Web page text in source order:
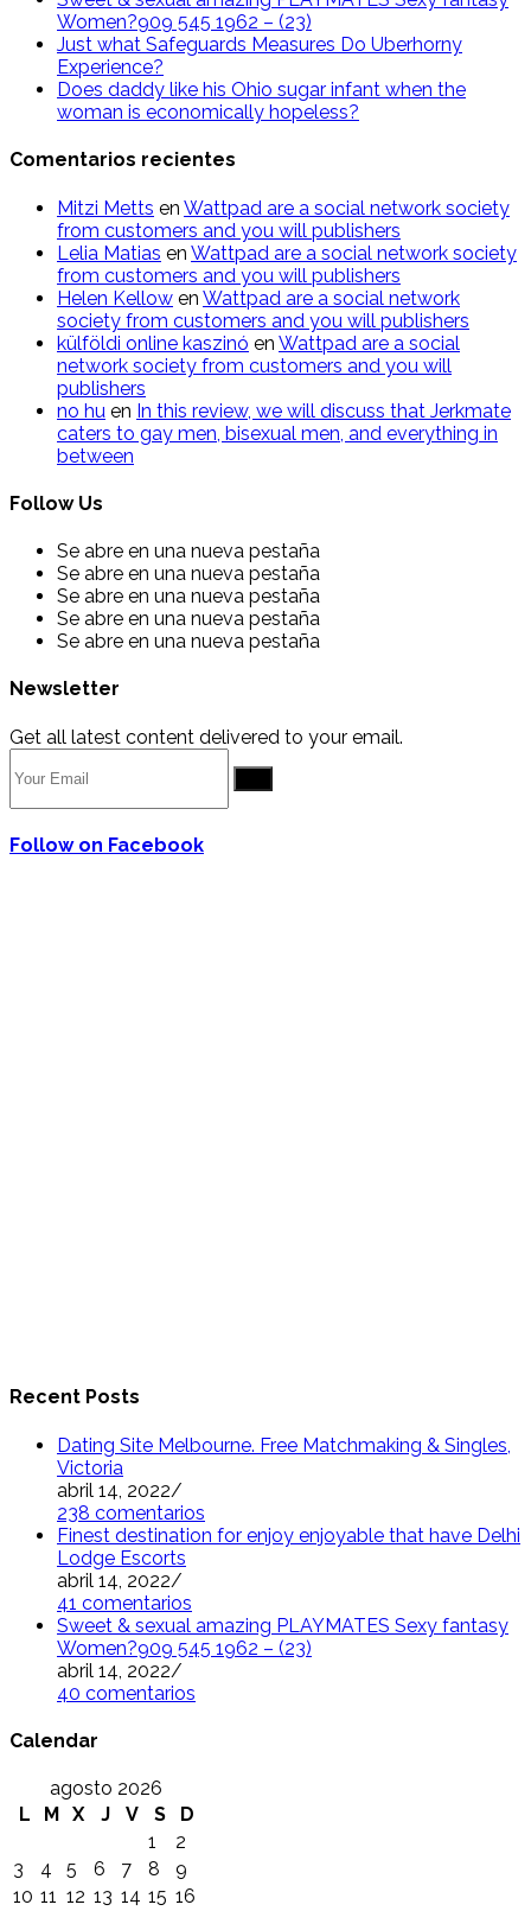
Women?909 545 1962 – (23)
Just what Safeguards Measures Do Uberhorny
Experience?
Does daddy like his Ohio sugar infant when the
woman is economically hopeless?
Comentarios recientes
Mitzi Metts en Wattpad are a social network society
from customers and you will publishers
Lelia Matias en Wattpad are a social network society
from customers and you will publishers
Helen Kellow en Wattpad are a social network
society from customers and you will publishers
külföldi online kaszinó en Wattpad are a social
network society from customers and you will
publishers
n​o​ hu en In this review, we will discuss that Jerkmate
caters to gay men, bisexual men, and everything in
between
Follow Us
Se abre en una nueva pestaña
Se abre en una nueva pestaña
Se abre en una nueva pestaña
Se abre en una nueva pestaña
Se abre en una nueva pestaña
Newsletter
Get all latest content delivered to your email.
Follow on Facebook
Recent Posts
Dating Site Melbourne. Free Matchmaking & Singles,
Victoria
abril 14, 2022/
238 comentarios
Finest destination for enjoy enjoyable that have Delhi
Lodge Escorts
abril 14, 2022/
41 comentarios
Sweet & sexual amazing PLAYMATES Sexy fantasy
Women?909 545 1962 – (23)
abril 14, 2022/
40 comentarios
Calendar
agosto 2026
L
M X J V S
D
1
2
3
4 5 6 7 8
9
10 11 12 13 14 15 16